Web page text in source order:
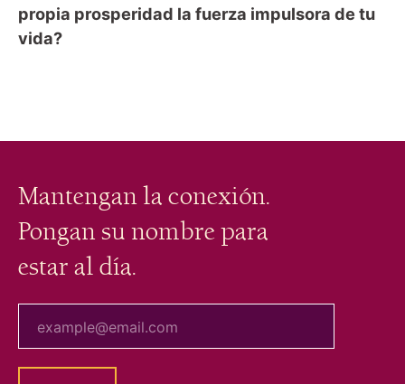
propia prosperidad la fuerza impulsora de tu
vida?
Mantengan la conexión.
Pongan su nombre para
estar al día.